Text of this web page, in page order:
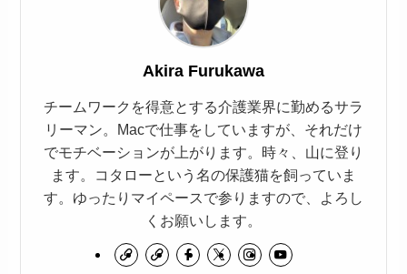
Akira Furukawa
チームワークを得意とする介護業界に勤めるサラ
リーマン。Macで仕事をしていますが、それだけ
でモチベーションが上がります。時々、山に登り
ます。コタローという名の保護猫を飼っていま
す。ゆったりマイペースで参りますので、よろし
くお願いします。